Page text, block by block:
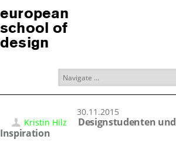
european
school of
design
30.11.2015
Kristin Hilz
Designstudenten und
Inspiration